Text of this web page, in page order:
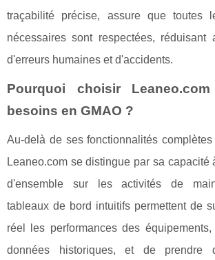
traçabilité précise, assure que toutes
nécessaires sont respectées, réduisant
d'erreurs humaines et d'accidents.
Pourquoi choisir
besoins en GMAO ?
Au-delà de ses fonctionnalités
Leaneo.com se distingue par sa capacité
d'ensemble sur les activités de
tableaux de bord intuitifs permettent de
réel les performances des
données historiques, et de prendre